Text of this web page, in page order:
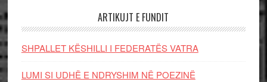
ARTIKUJT E FUNDIT
SHPALLET KËSHILLI I FEDERATËS VATRA
LUMI SI UDHË E NDRYSHIM NË POEZINË